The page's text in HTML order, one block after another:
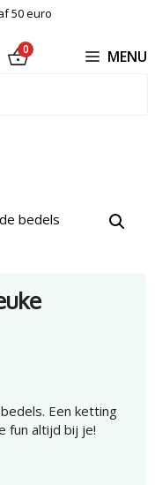
50 euro
0 MENU
Een ketting
fun altijd bij je!